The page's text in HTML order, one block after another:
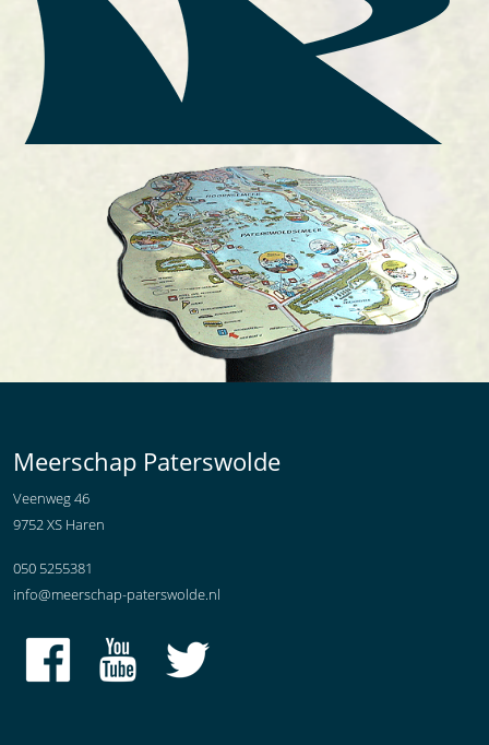
Meerschap Paterswolde
Veenweg 46
9752 XS Haren
050 5255381
info@meerschap-paterswolde.nl